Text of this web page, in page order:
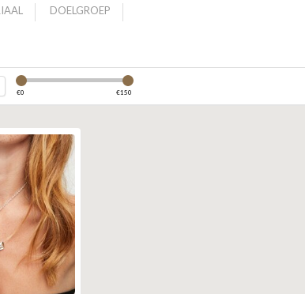
DOELGROEP
€0 €150